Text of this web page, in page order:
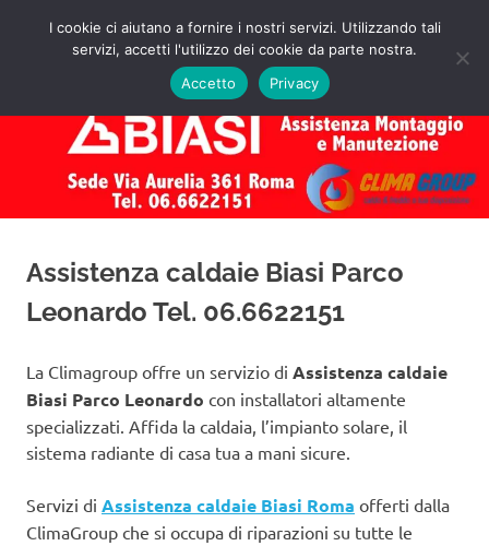
Assistenza
Caldaie
Biasi
Roma
Preventivo!
MENU
Assistenza caldaie Biasi Parco
Leonardo Tel. 06.6622151
La Climagroup offre un servizio di Assistenza caldaie
Biasi Parco Leonardo con installatori altamente
specializzati. Affida la caldaia, l’impianto solare, il
sistema radiante di casa tua a mani sicure.
Servizi di Assistenza caldaie Biasi Roma offerti dalla
ClimaGroup che si occupa di riparazioni su tutte le
I cookie ci aiutano a fornire i nostri servizi. Utilizzando tali
servizi, accetti l'utilizzo dei cookie da parte nostra.
Accetto
Privacy